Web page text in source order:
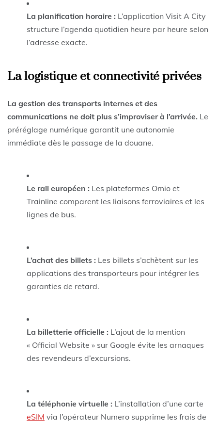
La planification horaire : L’application Visit A City
structure l’agenda quotidien heure par heure selon
l’adresse exacte.
La logistique et connectivité privées
La gestion des transports internes et des
communications ne doit plus s’improviser à l’arrivée. Le
préréglage numérique garantit une autonomie
immédiate dès le passage de la douane.
Le rail européen : Les plateformes Omio et
Trainline comparent les liaisons ferroviaires et les
lignes de bus.
L’achat des billets : Les billets s’achètent sur les
applications des transporteurs pour intégrer les
garanties de retard.
La billetterie officielle : L’ajout de la mention
« Official Website » sur Google évite les arnaques
des revendeurs d’excursions.
La téléphonie virtuelle : L’installation d’une carte
eSIM via l’opérateur Numero supprime les frais de